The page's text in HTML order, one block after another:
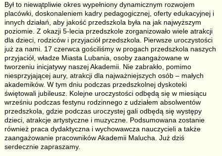
Był to niewątpliwie okres wypełniony dynamicznym rozwojem
placówki, doskonaleniem kadry pedagogicznej, oferty edukacyjnej i
innych działań, aby jakość przedszkola była na jak najwyższym
poziomie. Z okazji 5-lecia przedszkole zorganizowało wiele atrakcji
dla dzieci, rodziców i przyjaciół przedszkola. Pierwsze uroczystości
już za nami. 17 czerwca gościliśmy w progach przedszkola naszych
przyjaciół, władze Miasta Lubania, osoby zaangażowane w
tworzeniu inicjatywy naszej Akademii. Nie zabrakło, pomimo
niesprzyjającej aury, atrakcji dla najważniejszych osób – małych
akademików. W tym dniu podczas przedszkolnej dyskoteki
świętowali jubileusz. Kolejne uroczystości odbędą się w miesiącu
wrześniu podczas festynu rodzinnego z udziałem absolwentów
przedszkola, gdzie podczas uroczystej gali odbędą się występy
dzieci, atrakcje artystyczne i muzyczne. Podsumowana zostanie
również praca dydaktyczna i wychowawcza nauczycieli a także
zaangażowanie pracowników Akademii Malucha. Już dziś
serdecznie zapraszamy.